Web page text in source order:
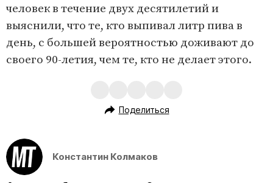
человек в течение двух десятилетий и
выяснили, что те, кто выпивал литр пива в
день, с большей вероятностью доживают до
своего 90-летия, чем те, кто не делает этого.
Поделиться
Константин Колмаков